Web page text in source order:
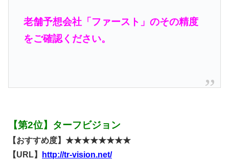
老舗予想会社「ファースト」のその精度
をご確認ください。
【第2位】ターフビジョン
【おすすめ度】★★★★★★★★
【URL】
http://tr-vision.net/